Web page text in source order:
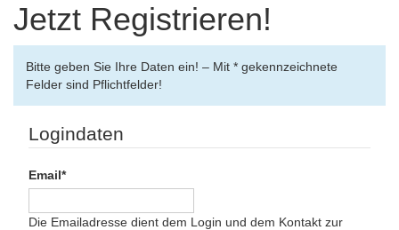
Jetzt Registrieren!
Bitte geben Sie Ihre Daten ein! – Mit * gekennzeichnete
Felder sind Pflichtfelder!
Logindaten
Email*
Die Emailadresse dient dem Login und dem Kontakt zur